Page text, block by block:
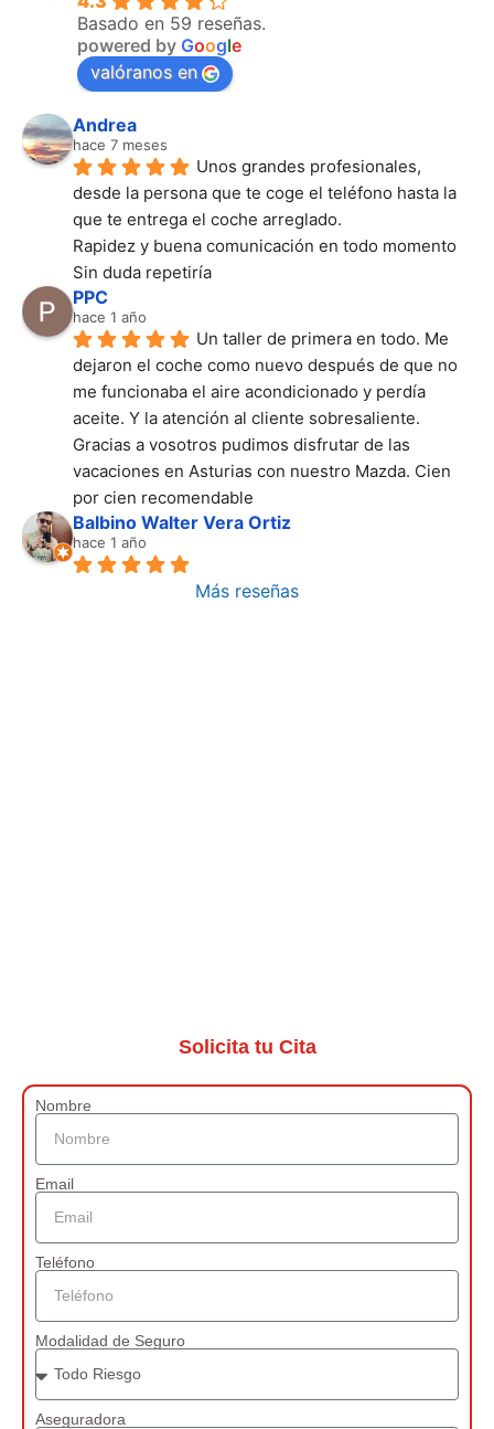
Basado en 59 reseñas.
powered by Google
valóranos en
Andrea
hace 7 meses
Unos grandes profesionales,
desde la persona que te coge el teléfono hasta la
que te entrega el coche arreglado.
Rapidez y buena comunicación en todo momento
Sin duda repetiría
PPC
hace 1 año
Un taller de primera en todo. Me
dejaron el coche como nuevo después de que no
me funcionaba el aire acondicionado y perdía
aceite. Y la atención al cliente sobresaliente.
Gracias a vosotros pudimos disfrutar de las
vacaciones en Asturias con nuestro Mazda. Cien
por cien recomendable
Balbino Walter Vera Ortiz
hace 1 año
Más reseñas
Solicita tu Cita
Nombre
Email
Teléfono
Modalidad de Seguro
Aseguradora